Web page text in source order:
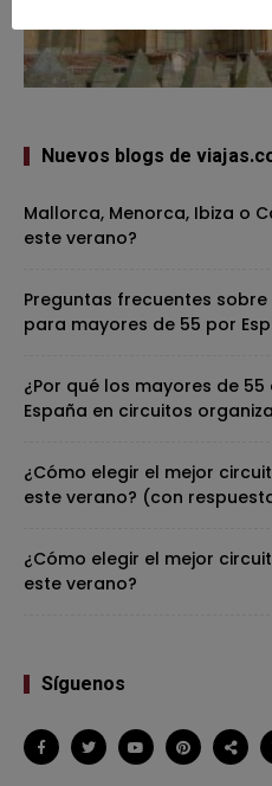
Nuevos blogs de
Mallorca, Menorca, Ibiza o
este verano?
Preguntas frecuentes
para mayores de 55 por
¿Por qué los mayores de
España en circuitos
¿Cómo elegir el mejor
este verano? (con
¿Cómo elegir el mejor
este verano?
Síguenos